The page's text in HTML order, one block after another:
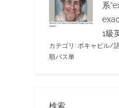
系
1級
カテゴリ: ボキャビル/
順パス単
検索